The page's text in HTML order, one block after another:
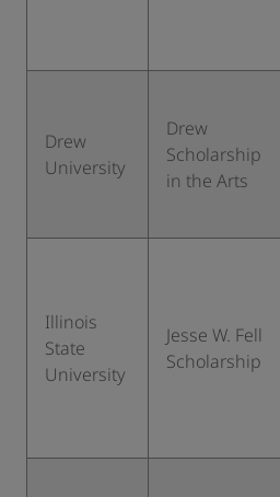
​Drew
University
​Drew
Scholarship
in the Arts
​Illinois
State
University
​Jesse W. Fell
Scholarship